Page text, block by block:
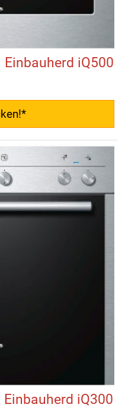
Einbauherd iQ500
iQ300